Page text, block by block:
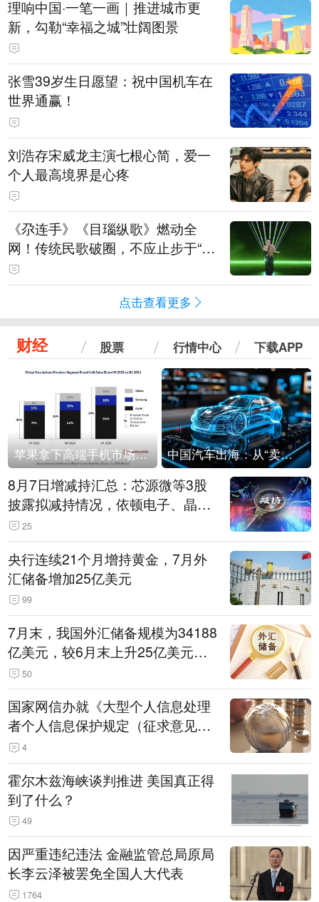
理响中国·一笔一画｜推进城市更
新，勾勒“幸福之城”壮阔图景
张雪39岁生日愿望：祝中国机车在
世界通赢！
刘浩存宋威龙主演七根心简，爱一
个人最高境界是心疼
《尕连手》《目瑙纵歌》燃动全
网！传统民歌破圈，不应止步于“上
头”
点击查看更多
财经 股票 行情中心 下载APP
苹果拿下高端手机市场65%的份额：iPhone 17系列功不可没 中国汽车出海：从“卖出去”到“走进去”
8月7日增减持汇总：芯源微等3股
披露拟减持情况，依顿电子、晶华
微拟增持（表）
25
央行连续21个月增持黄金，7月外
汇储备增加25亿美元
99
7月末，我国外汇储备规模为34188
亿美元，较6月末上升25亿美元，
升幅为0.07%
50
国家网信办就《大型个人信息处理
者个人信息保护规定（征求意见
稿）》公开征求意见
4
霍尔木兹海峡谈判推进 美国真正得
到了什么？
49
因严重违纪违法 金融监管总局原局
长李云泽被罢免全国人大代表
1764